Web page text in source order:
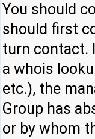
You should
should first
turn contact.
a whois
etc.), the
Group has
or by whom